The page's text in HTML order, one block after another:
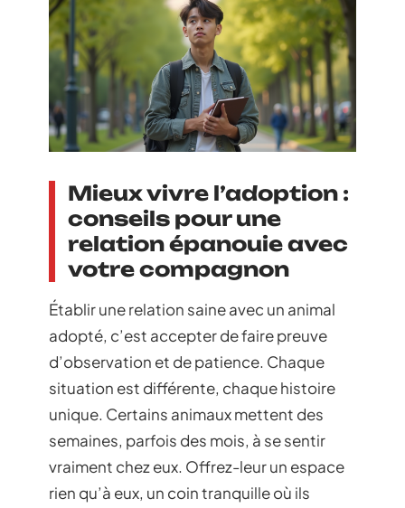
Mieux vivre l’adoption :
conseils pour une
relation épanouie avec
votre compagnon
Établir une relation saine avec un animal
adopté, c’est accepter de faire preuve
d’observation et de patience. Chaque
situation est différente, chaque histoire
unique. Certains animaux mettent des
semaines, parfois des mois, à se sentir
vraiment chez eux. Offrez-leur un espace
rien qu’à eux, un coin tranquille où ils